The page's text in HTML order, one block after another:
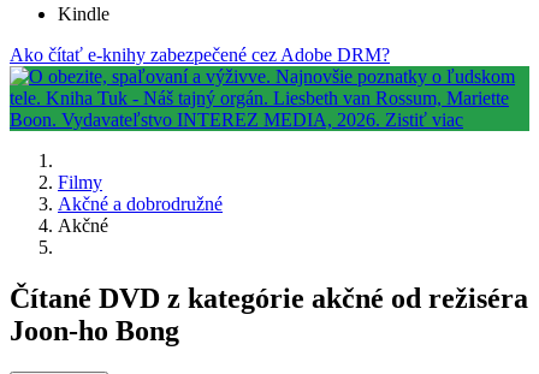
Kindle
Ako čítať e-knihy zabezpečené cez Adobe DRM?
Filmy
Akčné a dobrodružné
Akčné
Čítané DVD z kategórie akčné od režiséra
Joon-ho Bong